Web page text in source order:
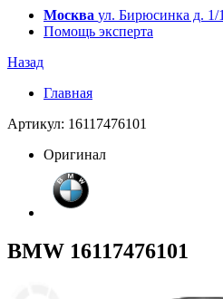
Москва ул. Бирюсинка д. 1/
Помощь эксперта
Назад
Главная
Артикул: 16117476101
Оригинал
BMW 16117476101